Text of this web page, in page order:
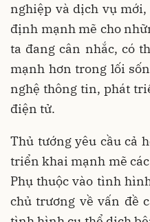
nghiệp và dịch vụ
định mạnh mẽ cho
ta đang cân nhắc, có
mạnh hơn trong lối
nghệ thông tin, phát
điện tử.
Thủ tướng yêu cầu cả
triển khai mạnh mẽ
Phụ thuộc vào tình
chủ trương về vấn đề